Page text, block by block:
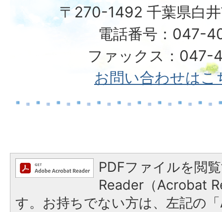
〒270-1492 千葉県白
電話番号：047-
ファックス：047-
お問い合わせはこ
PDFファイルを閲
Reader（Acrobat
す。お持ちでない方は、左記の